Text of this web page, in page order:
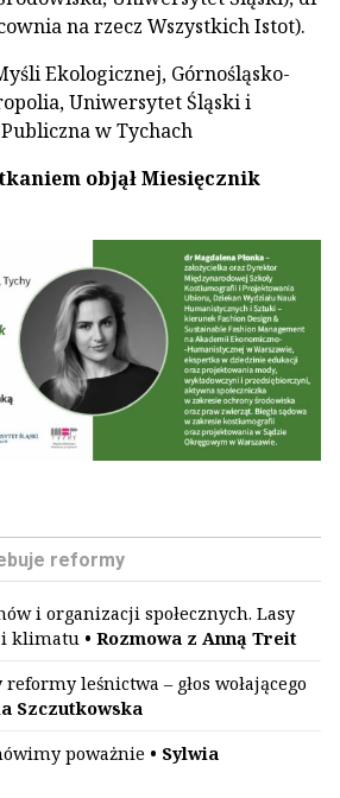
na rzecz Wszystkich Istot).
Ekologicznej, Górnośląsko-
Uniwersytet Śląski i
w Tychach
objął Miesięcznik
reformy
i organizacji społecznych. Lasy
i klimatu • Rozmowa z Anną Treit
leśnictwa – głos wołającego
Szczutkowska
poważnie • Sylwia